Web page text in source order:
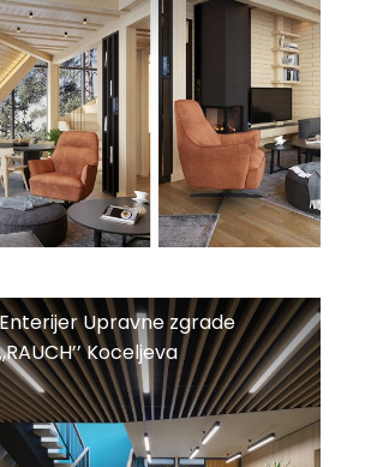
Upravne zgrade
Koceljeva